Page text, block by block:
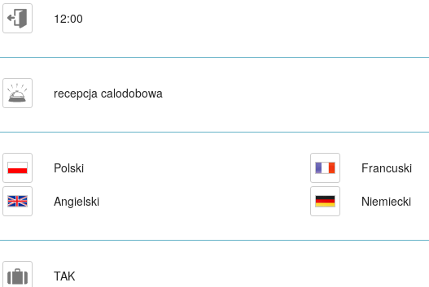
12:00
recepcja calodobowa
Polski
Angielski
Francuski
Niemiecki
TAK